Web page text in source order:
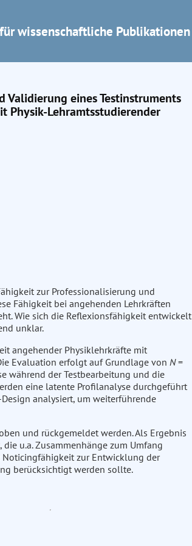
wissenschaftliche Publikationen
eines Testinstruments
Physik-Lehramtsstudierender
zur Professionalisierung und
Fähigkeit bei angehenden Lehrkräften
Wie sich die Reflexionsfähigkeit entwickelt
unklar.
angehender Physiklehrkräfte mit
Evaluation erfolgt auf Grundlage von N=
während der Testbearbeitung und die
eine latente Profilanalyse durchgeführt
analysiert, um weiterführende
und rückgemeldet werden. Als Ergebnis
u.a. Zusammenhänge zum Umfang
Noticingfähigkeit zur Entwicklung der
berücksichtigt werden sollte.